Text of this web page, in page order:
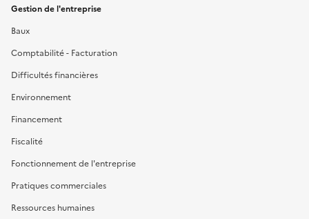
Gestion de l'entreprise
Baux
Comptabilité - Facturation
Difficultés financières
Environnement
Financement
Fiscalité
Fonctionnement de l'entreprise
Pratiques commerciales
Ressources humaines